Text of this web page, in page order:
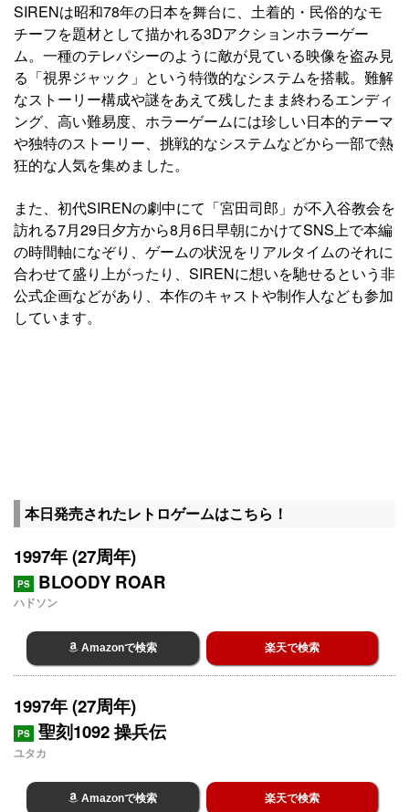
SIRENは昭和78年の日本を舞台に、土着的・民俗的なモ
チーフを題材として描かれる3Dアクションホラーゲー
ム。一種のテレパシーのように敵が見ている映像を盗み見
る「視界ジャック」という特徴的なシステムを搭載。難解
なストーリー構成や謎をあえて残したまま終わるエンディ
ング、高い難易度、ホラーゲームには珍しい日本的テーマ
や独特のストーリー、挑戦的なシステムなどから一部で熱
狂的な人気を集めました。
また、初代SIRENの劇中にて「宮田司郎」が不入谷教会を
訪れる7月29日夕方から8月6日早朝にかけてSNS上で本編
の時間軸になぞり、ゲームの状況をリアルタイムのそれに
合わせて盛り上がったり、SIRENに想いを馳せるという非
公式企画などがあり、本作のキャストや制作人なども参加
しています。
本日発売されたレトロゲームはこちら！
1997年 (27周年)
PS BLOODY ROAR
ハドソン
Amazonで検索 楽天で検索
1997年 (27周年)
PS 聖刻1092 操兵伝
ユタカ
Amazonで検索 楽天で検索